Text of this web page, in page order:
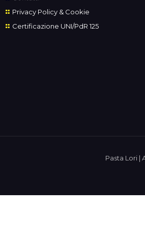
Privacy Policy & Cookie
Certificazione UNI/PdR 125
Pasta Lori |